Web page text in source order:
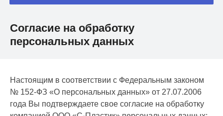
Согласие на обработку
персональных данных
Настоящим в соответствии с Федеральным законом
№ 152-ФЗ «О персональных данных» от 27.07.2006
года Вы подтверждаете свое согласие на обработку